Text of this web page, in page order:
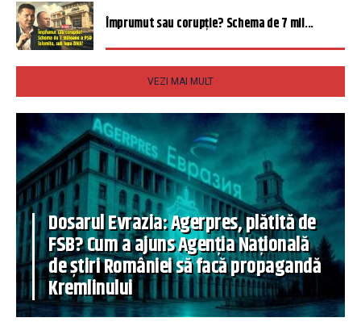
Împrumut sau corupție? Schema de 7 mil...
VEZI MAI MULT
Dosarul Evrazia: Agerpres, plătită de
FSB? Cum a ajuns Agenția Națională
de știri României să facă propagandă
Kremlinului